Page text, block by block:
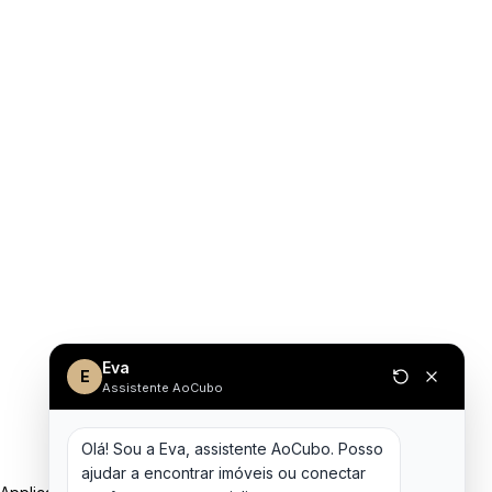
E Eva
Assistente AoCubo
Olá! Sou a Eva, assistente AoCubo. Posso
ajudar a encontrar imóveis ou conectar